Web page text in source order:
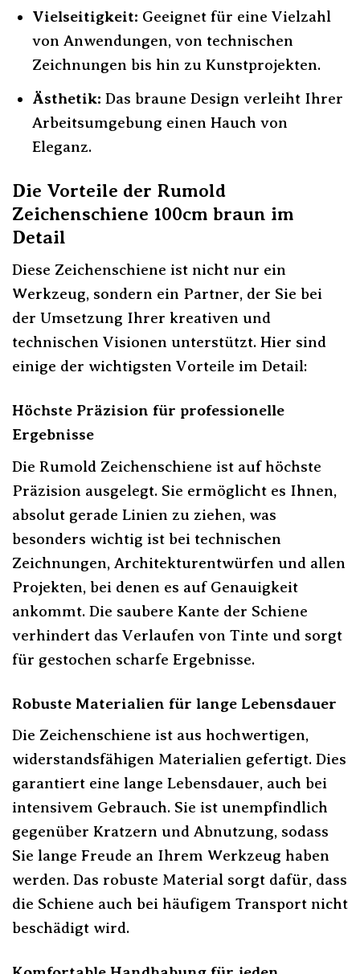
Vielseitigkeit: Geeignet für eine Vielzahl
von Anwendungen, von technischen
Zeichnungen bis hin zu Kunstprojekten.
Ästhetik: Das braune Design verleiht Ihrer
Arbeitsumgebung einen Hauch von
Eleganz.
Die Vorteile der Rumold
Zeichenschiene 100cm braun im
Detail
Diese Zeichenschiene ist nicht nur ein
Werkzeug, sondern ein Partner, der Sie bei
der Umsetzung Ihrer kreativen und
technischen Visionen unterstützt. Hier sind
einige der wichtigsten Vorteile im Detail:
Höchste Präzision für professionelle
Ergebnisse
Die Rumold Zeichenschiene ist auf höchste
Präzision ausgelegt. Sie ermöglicht es Ihnen,
absolut gerade Linien zu ziehen, was
besonders wichtig ist bei technischen
Zeichnungen, Architekturentwürfen und allen
Projekten, bei denen es auf Genauigkeit
ankommt. Die saubere Kante der Schiene
verhindert das Verlaufen von Tinte und sorgt
für gestochen scharfe Ergebnisse.
Robuste Materialien für lange Lebensdauer
Die Zeichenschiene ist aus hochwertigen,
widerstandsfähigen Materialien gefertigt. Dies
garantiert eine lange Lebensdauer, auch bei
intensivem Gebrauch. Sie ist unempfindlich
gegenüber Kratzern und Abnutzung, sodass
Sie lange Freude an Ihrem Werkzeug haben
werden. Das robuste Material sorgt dafür, dass
die Schiene auch bei häufigem Transport nicht
beschädigt wird.